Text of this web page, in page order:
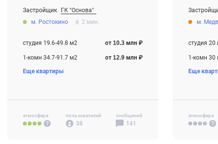
Застройщик
ГК "Основа"
Строится
м. Ростокино 2 мин.
студия 19.6-49.8 м2 от 10.3 млн ₽
1-комн 34.7-91.7 м2 от 12.9 млн ₽
2-комн 37.6-72.7 м2
4-комн+ 92-194.4 м2 от 31.7 млн ₽
Еще квартиры
атмосфера пользователей
38
сообщений
141
Строится
м.
студия 20
1-комн 30
2-комн 48
Еще
атмосфера